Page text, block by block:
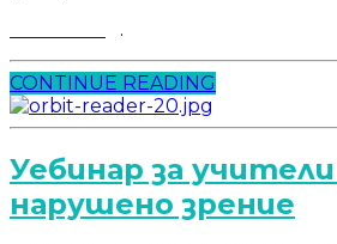
.
CONTINUE READING
Уебинар за
нарушено зрение